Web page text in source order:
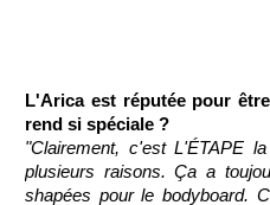
L'Arica est réputée pour
rend si spéciale ?
"Clairement, c'est L'ÉTAPE
plusieurs raisons. Ça a
shapées pour le bodyboard.